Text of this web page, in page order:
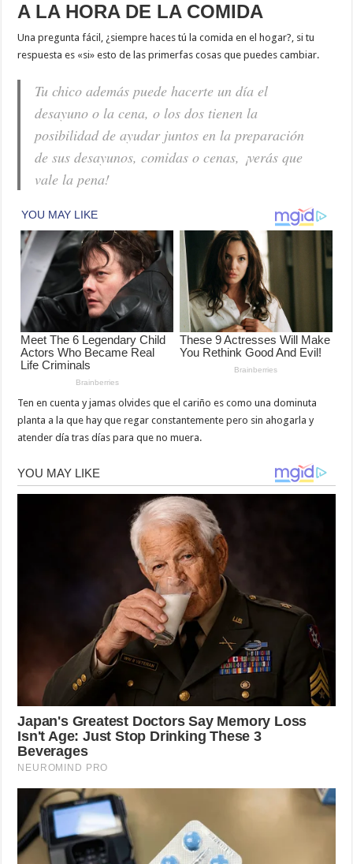
A LA HORA DE LA COMIDA
Una pregunta fácil, ¿siempre haces tú la comida en el hogar?, si tu
respuesta es «si» esto de las primerfas cosas que puedes cambiar.
Tu chico además puede hacerte un día el
desayuno o la cena, o los dos tienen la
posibilidad de ayudar juntos en la preparación
de sus desayunos, comidas o cenas, ¡verás que
vale la pena!
Ten en cuenta y jamas olvides que el cariño es como una dominuta
planta a la que hay que regar constantemente pero sin ahogarla y
atender día tras días para que no muera.